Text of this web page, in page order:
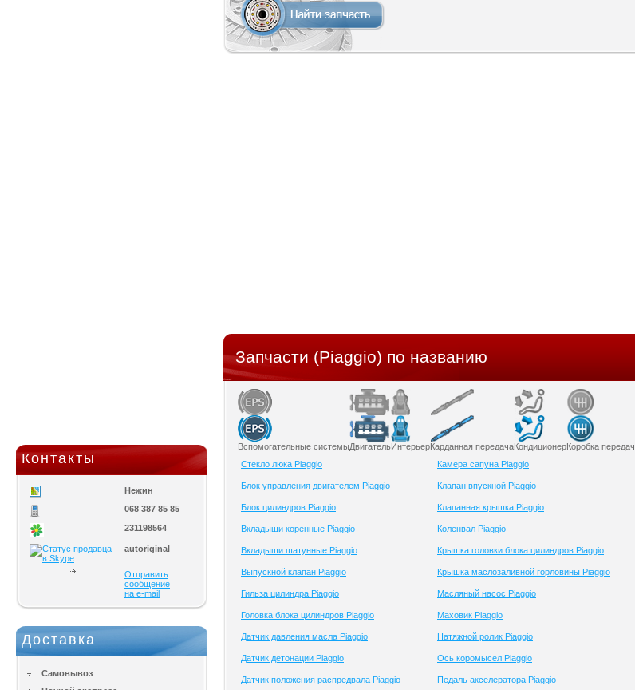
Контакты
Нежин
068 387 85 85
231198564
autoriginal
Отправить
сообщение
на e-mail
Доставка
Самовывоз
Запчасти (Piaggio) по названию
Вспомогательные системыДвигательИнтерьерКарданная передачаКондиционерКоробка передач
Cтекло люка Piaggio
Блок управления двигателем Piaggio
Блок цилиндров Piaggio
Вкладыши коренные Piaggio
Вкладыши шатунные Piaggio
Выпускной клапан Piaggio
Гильза цилиндра Piaggio
Головка блока цилиндров Piaggio
Датчик давления масла Piaggio
Датчик детонации Piaggio
Датчик положения распредвала Piaggio
Камера сапуна Piaggio
Клапан впускной Piaggio
Клапанная крышка Piaggio
Коленвал Piaggio
Крышка головки блока цилиндров Piaggio
Крышка маслозаливной горловины Piaggio
Масляный насос Piaggio
Маховик Piaggio
Натяжной ролик Piaggio
Ось коромысел Piaggio
Педаль акселератора Piaggio